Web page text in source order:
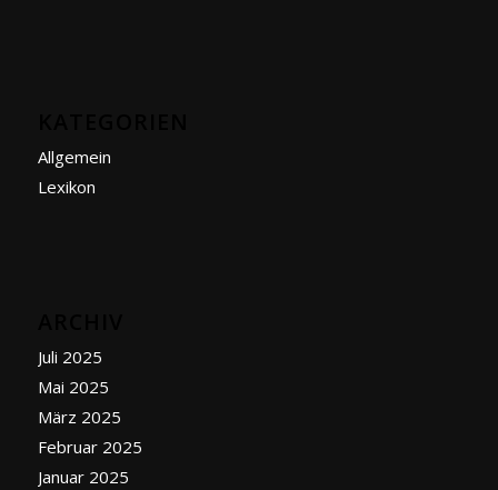
Allgemein
Lexikon
Juli 2025
Mai 2025
März 2025
Februar 2025
Januar 2025